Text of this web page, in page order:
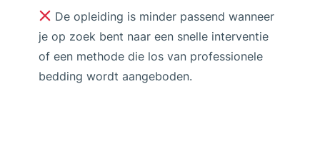
De opleiding is minder passend wanneer
je op zoek bent naar een snelle interventie
of een methode die los van professionele
bedding wordt aangeboden.